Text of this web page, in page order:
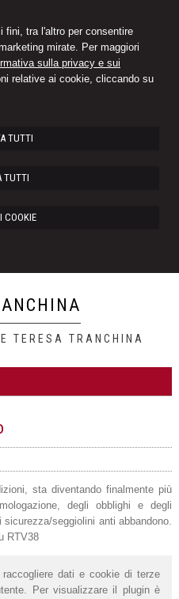
fini, tra l'altro per consentire
mirate. Per maggiori
sulla privacy e sui
relative ai cookie, cliccando su
TUTTI
TUTTI
COOKIE
TERESA TRANCHINA
sta diventando finalmente più
degli obblighi e degli
seggiolini anti abbandono.
RTV38
dati e cookie di terze
Per visualizzare il plugin è